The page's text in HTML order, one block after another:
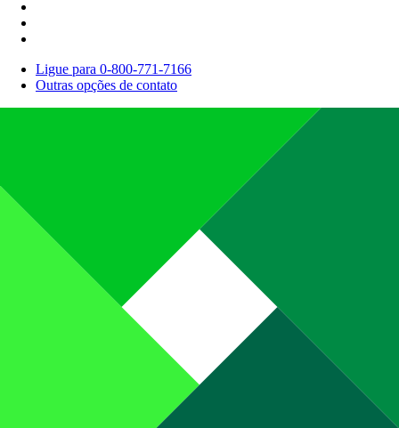
Ligue para 0-800-771-7166
Outras opções de contato